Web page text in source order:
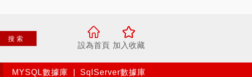
搜索
設為首頁 加入收藏
MYSQL數據庫
SqlServer數據庫